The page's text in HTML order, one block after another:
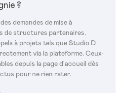
?
demandes de mise à
de structures partenaires.
à projets tels que Studio D
via la plateforme. Ceux-
depuis la page d'accueil dès
pour ne rien rater.